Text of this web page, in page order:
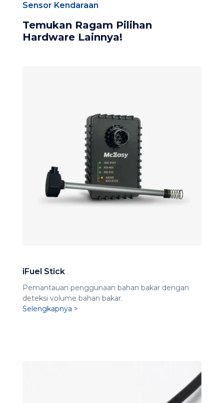
Sensor Kendaraan
Temukan Ragam Pilihan
Hardware Lainnya!
iFuel Stick
Pemantauan penggunaan bahan bakar dengan
deteksi volume bahan bakar.
Selengkapnya >